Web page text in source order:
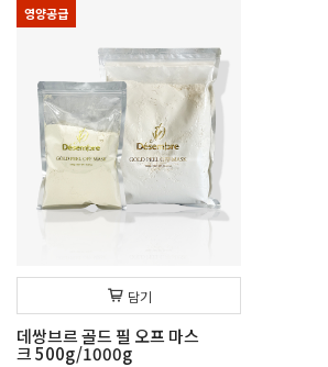
영양공급
담기
데쌍브르 골드 필 오프 마스
크 500g/1000g